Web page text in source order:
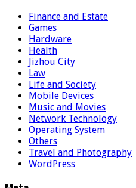
Finance and Estate
Games
Hardware
Health
Jizhou City
Law
Life and Society
Mobile Devices
Music and Movies
Network Technology
Operating System
Others
Travel and Photography
WordPress